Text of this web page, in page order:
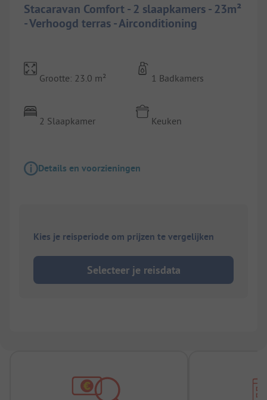
Stacaravan Comfort - 2 slaapkamers - 23m²
- Verhoogd terras - Airconditioning
Grootte: 23.0 m²
2 Slaapkamer
1 Badkamers
Keuken
Details en voorzieningen
Kies je reisperiode om prijzen te vergelijken
Selecteer je reisdata